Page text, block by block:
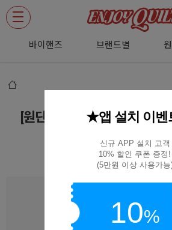
바이핸즈 브랜드별
[원단패키지] 미니팩 세트원
MP0004
★앱 설치 이벤
신규 APP 설치 고객
10% 할인 쿠폰 증정!
(5만원 이상 사용가능
10%